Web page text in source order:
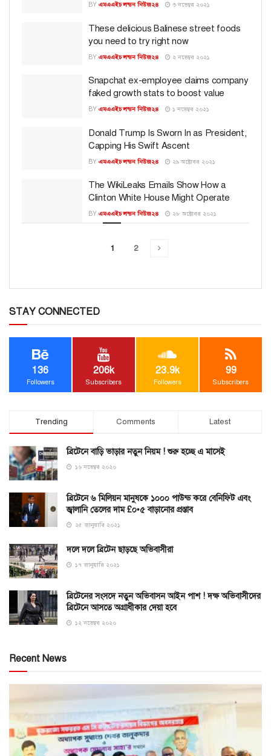
BY এমএএইচ লন্ডন নিউজ২৪ ৩ নভেম্বর ২০২১
These delicious Balinese street foods
you need to try right now
BY এমএএইচ লন্ডন নিউজ২৪ ২ নভেম্বর ২০২১
Snapchat ex-employee claims company
faked growth stats to boost value
BY এমএএইচ লন্ডন নিউজ২৪ ১ নভেম্বর ২০২১
Donald Trump Is Sworn In as President,
Capping His Swift Ascent
BY এমএএইচ লন্ডন নিউজ২৪ ২৯ অক্টোবর ২০২১
The WikiLeaks Emails Show How a
Clinton White House Might Operate
BY এমএএইচ লন্ডন নিউজ২৪ ২৮ অক্টোবর ২০২১
1 2
STAY CONNECTED
136
Followers
206k
Subscribers
23.9k
Followers
99
Subscribers
Trending Comments Latest
ব্রিটেনে বাড়ি ভাড়ার নতুন নিয়ম ! শুরু হচ্ছে এ মাসেই
১৬ নভেম্বর ২০২০
ব্রিটেনে ৬ মিলিয়ন মানুষকে ১০০০ পাউন্ড করে বেনিফিট এবং
জ্বালানি তেলের দাম £০•৫ বাড়ানোর প্রস্তাব
২৫ জানুয়ারি ২০২১
দলে দলে ব্রিটেন ছাড়ছে অভিবাসীরা
১৭ জানুয়ারি ২০২১
ব্রিটেনের সংসদে নতুন অভিবাসন আইন পাশ ! দক্ষ অভিবাসীদের
ব্রিটেনে আসতে অগ্রাধীকার দেয়া হবে
১২ নভেম্বর ২০২০
Recent News